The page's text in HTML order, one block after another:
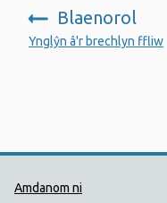
Blaenorol
:
Ynglŷn â'r brechlyn ffliw
Dolenni
Amdanom ni